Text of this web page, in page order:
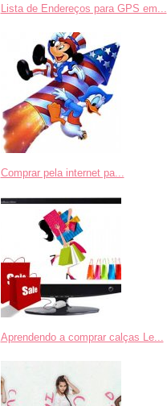
Lista de Endereços para GPS em...
Comprar pela internet pa...
Aprendendo a comprar calças Le...